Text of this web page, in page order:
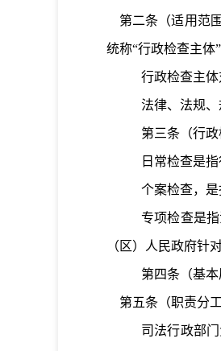
第二条 （适用范围
统称“行政检查主体
行政检查主体
法律、法规、
第三条 （行
日常检查是
个案检查，
专项检查是
（区）人民政府针
第四条 （基
第五条 （职责分工
司法行政部